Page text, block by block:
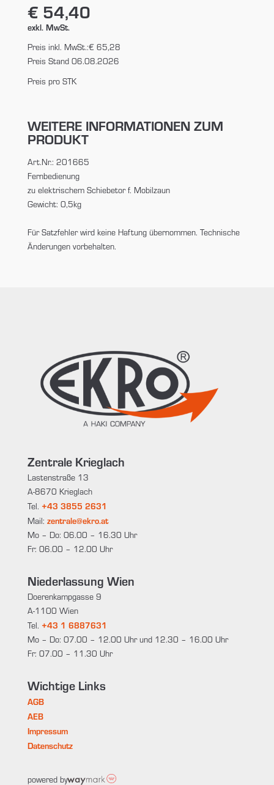
€ 54,40
exkl. MwSt.
Preis inkl. MwSt.:€ 65,28
Preis Stand 06.08.2026
Preis pro STK
WEITERE INFORMATIONEN ZUM
PRODUKT
Art.Nr.: 201665
Fernbedienung
zu elektrischem Schiebetor f. Mobilzaun
Gewicht: 0,5kg
Für Satzfehler wird keine Haftung übernommen. Technische
Änderungen vorbehalten.
Zentrale Krieglach
Lastenstraße 13
A-8670 Krieglach
Tel. +43 3855 2631
Mail: zentrale@ekro.at
Mo – Do: 06.00 – 16.30 Uhr
Fr: 06.00 – 12.00 Uhr
Niederlassung Wien
Doerenkampgasse 9
A-1100 Wien
Tel. +43 1 6887631
Mo – Do: 07.00 – 12.00 Uhr und 12.30 – 16.00 Uhr
Fr: 07.00 – 11.30 Uhr
Wichtige Links
AGB
AEB
Impressum
Datenschutz
powered by